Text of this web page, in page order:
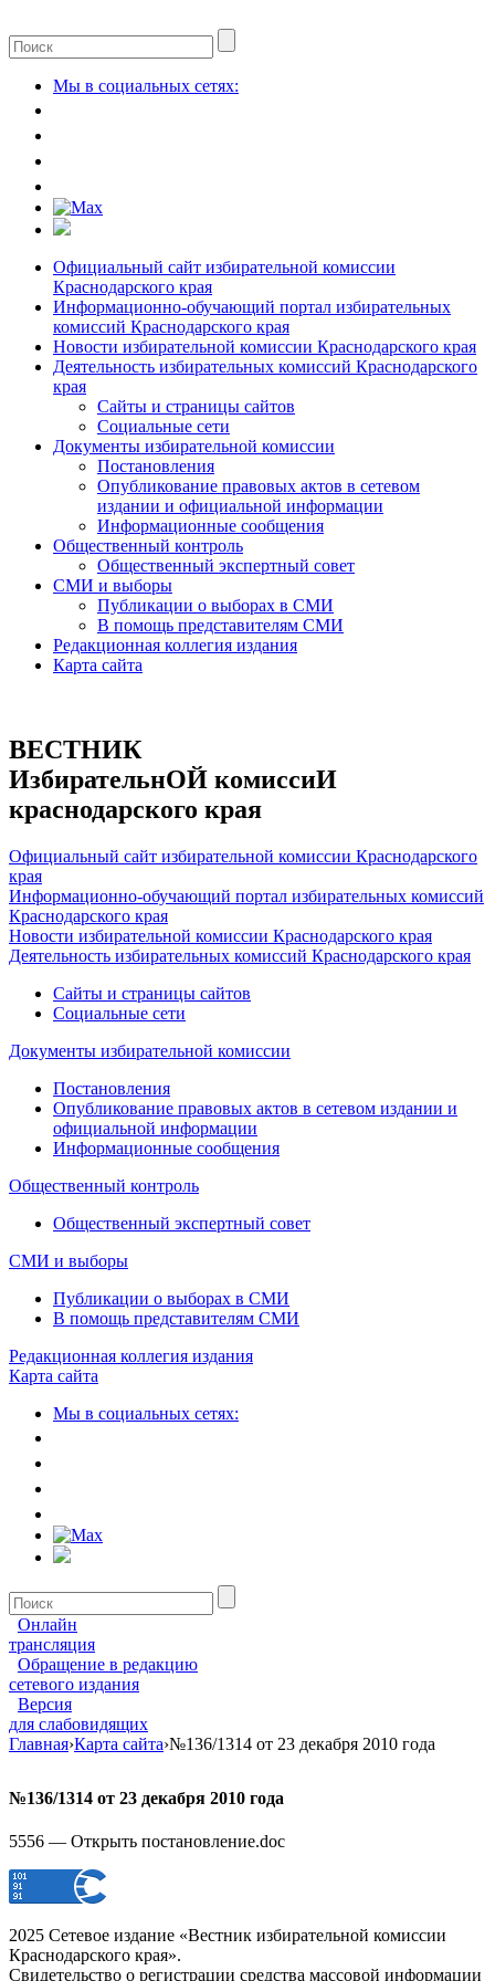
Мы в социальных сетях:
Официальный сайт избирательной комиссии
Краснодарского края
Информационно-обучающий портал избирательных
комиссий Краснодарского края
Новости избирательной комиссии Краснодарского края
Деятельность избирательных комиссий Краснодарского
края
Сайты и страницы сайтов
Социальные сети
Документы избирательной комиссии
Постановления
Опубликование правовых актов в сетевом
издании и официальной информации
Информационные сообщения
Общественный контроль
Общественный экспертный совет
СМИ и выборы
Публикации о выборах в СМИ
В помощь представителям СМИ
Редакционная коллегия издания
Карта сайта
ВЕСТНИК
ИзбирательнОЙ комиссиИ
краснодарского края
Официальный сайт избирательной комиссии Краснодарского
края
Информационно-обучающий портал избирательных комиссий
Краснодарского края
Новости избирательной комиссии Краснодарского края
Деятельность избирательных комиссий Краснодарского края
Сайты и страницы сайтов
Социальные сети
Документы избирательной комиссии
Постановления
Опубликование правовых актов в сетевом издании и
официальной информации
Информационные сообщения
Общественный контроль
Общественный экспертный совет
СМИ и выборы
Публикации о выборах в СМИ
В помощь представителям СМИ
Редакционная коллегия издания
Карта сайта
Мы в социальных сетях:
Онлайн
трансляция
Обращение в редакцию
сетевого издания
Версия
для слабовидящих
Главная›Карта сайта›№136/1314 от 23 декабря 2010 года
№136/1314 от 23 декабря 2010 года
5556 — Открыть постановление.doc
2025 Сетевое издание «Вестник избирательной комиссии
Краснодарского края».
Свидетельство о регистрации средства массовой информации